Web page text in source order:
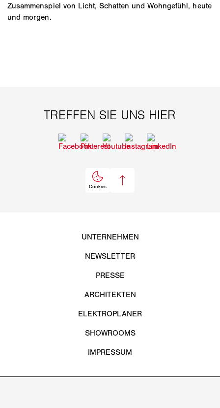
Zusammenspiel von Licht, Schatten und Wohngefühl, heute
und morgen.